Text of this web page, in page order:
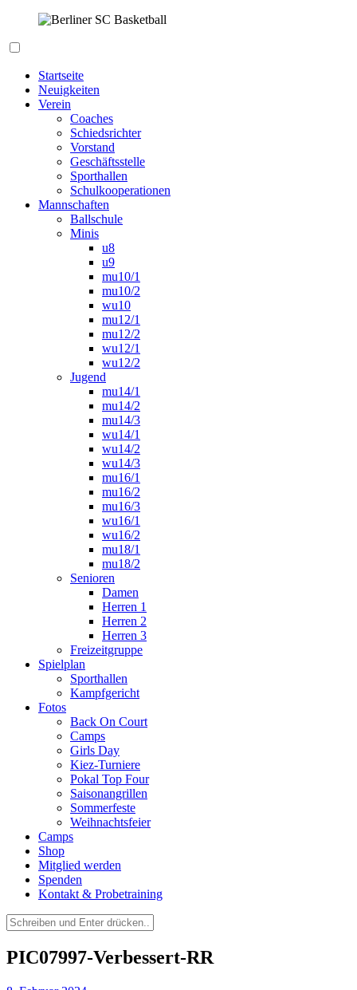
springen
Startseite
Neuigkeiten
Verein
Coaches
Schiedsrichter
Vorstand
Geschäftsstelle
Sporthallen
Schulkooperationen
Mannschaften
Ballschule
Minis
u8
u9
mu10/1
mu10/2
wu10
mu12/1
mu12/2
wu12/1
wu12/2
Jugend
mu14/1
mu14/2
mu14/3
wu14/1
wu14/2
wu14/3
mu16/1
mu16/2
mu16/3
wu16/1
wu16/2
mu18/1
mu18/2
Senioren
Damen
Herren 1
Herren 2
Herren 3
Freizeitgruppe
Spielplan
Sporthallen
Kampfgericht
Fotos
Back On Court
Camps
Girls Day
Kiez-Turniere
Pokal Top Four
Saisonangrillen
Sommerfeste
Weihnachtsfeier
Camps
Shop
Mitglied werden
Spenden
Kontakt & Probetraining
Suchen
nach:
PIC07997-Verbessert-RR